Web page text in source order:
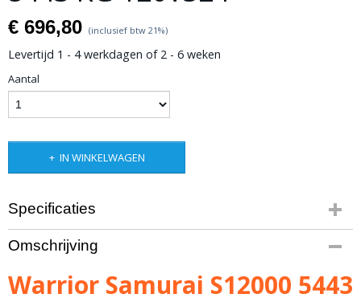
€ 696,80 (inclusief btw 21%)
Levertijd 1 - 4 werkdagen of 2 - 6 weken
Aantal
IN WINKELWAGEN
Specificaties
Productcode
10-816
Bruto gewicht
35,00 Kg
Omschrijving
Warrior Samurai S12000 5443